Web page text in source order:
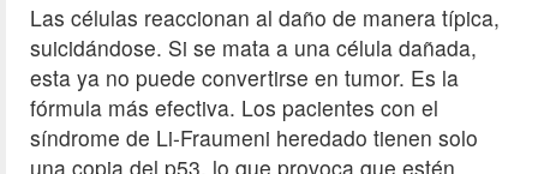
Las células reaccionan al daño de manera típica,
suicidándose. Si se mata a una célula dañada,
esta ya no puede convertirse en tumor. Es la
fórmula más efectiva. Los pacientes con el
síndrome de Li-Fraumeni heredado tienen solo
una copia del p53, lo que provoca que estén